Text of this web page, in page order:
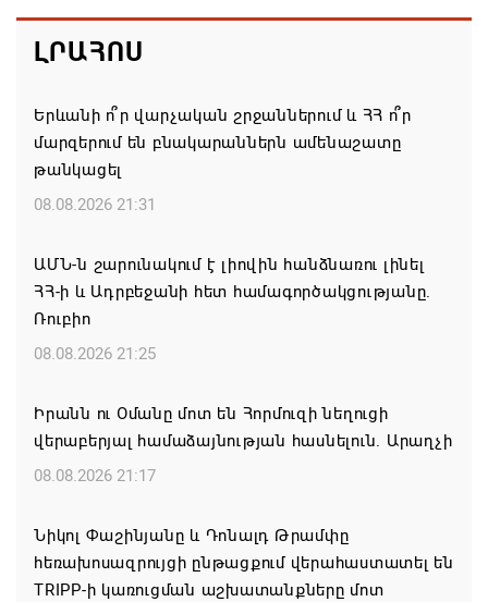
ԼՐԱՀՈՍ
Երևանի ո՞ր վարչական շրջաններում և ՀՀ ո՞ր
մարզերում են բնակարաններն ամենաշատը
թանկացել
08.08.2026 21:31
ԱՄՆ-ն շարունակում է լիովին հանձնառու լինել
ՀՀ-ի և Ադրբեջանի հետ համագործակցությանը.
Ռուբիո
08.08.2026 21:25
Իրանն ու Օմանը մոտ են Հորմուզի նեղուցի
վերաբերյալ համաձայնության հասնելուն. Արաղչի
08.08.2026 21:17
Նիկոլ Փաշինյանը և Դոնալդ Թրամփը
հեռախոսազրույցի ընթացքում վերահաստատել են
TRIPP-ի կառուցման աշխատանքները մոտ